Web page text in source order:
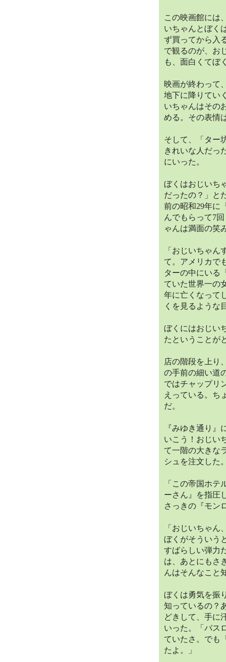
この映画館には
いちゃんとぼく
ず買ってから入
で観るのが、お
も、面白くてぼ
映画が終わって
地下に降りてい
いちゃんはその
める。その表情
そして、「ター
きれいな人だっ
にいった。
ぼくはおじいち
だったの？」と
前の昭和29年に
んでもらって7
ゃんは満面の笑
「おじいちゃ
て。アメリカで
ターの中にいる
ていた世界一の
年に亡くなって
くを見るような
ぼくにはおじい
たということが
店の階段を上り
の手前の細い道
ではチャップリ
えっている。ち
だ。
『みゆき通り
いこう！おじい
て一階の大きな
シュを注文した
「この帝国ホ
ーさん』を指圧
さっきの『モン
「おじいちゃ
ぼくがそういう
すばらしい弾力
は、あとにもさ
んはそんなこと
ぼくは勇気を振
知っているの？
どきして、手に
いった。「バス
ていたさ。でも
たよ。」